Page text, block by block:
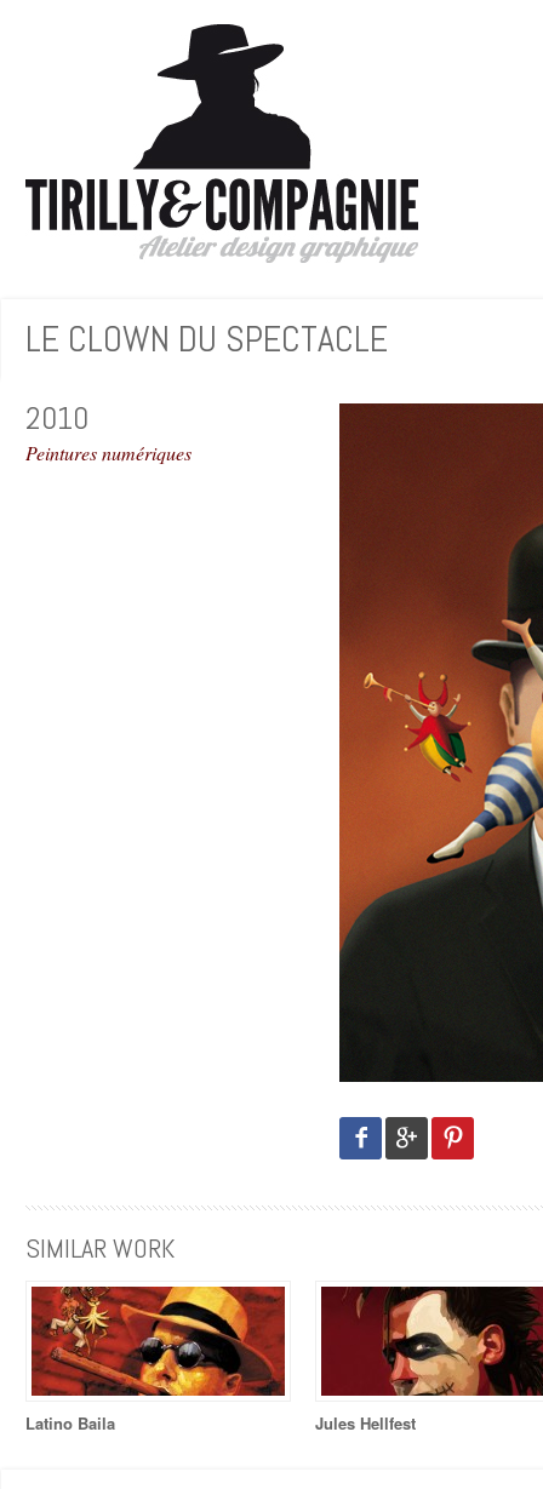
LE CLOWN DU SPECTACLE
2010
Peintures numériques
SIMILAR WORK
Latino Baila Jules Hellfest